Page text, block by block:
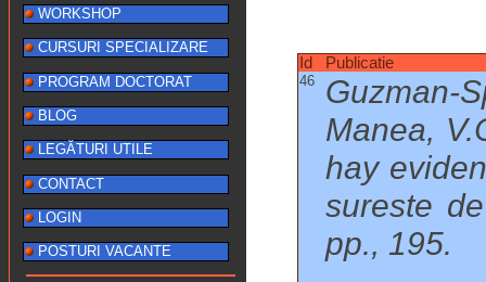
WORKSHOP
CURSURI SPECIALIZARE
PROGRAM DOCTORAT
BLOG
LEGĂTURI UTILE
CONTACT
LOGIN
POSTURI VACANTE
Id Publicatie
46
Guzman-
Manea,
hay
sureste
pp., 195.